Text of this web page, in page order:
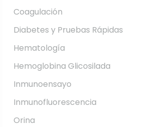
Coagulación
Diabetes y Pruebas Rápidas
Hematología
Hemoglobina Glicosilada
Inmunoensayo
Inmunofluorescencia
Orina